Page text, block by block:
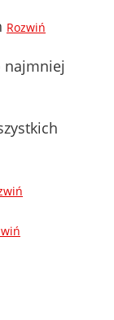
Rozwiń
najmniej